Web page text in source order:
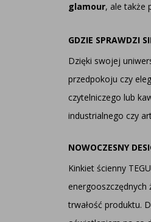
glamour, ale także
GDZIE SPRAWDZI
Dzięki swojej
przedpokoju czy
czytelniczego lub
industrialnego czy
NOWOCZESNY
Kinkiet ścienny
trwałość produktu.